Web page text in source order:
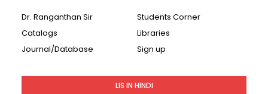
Dr. Ranganthan Sir
Students Corner
Catalogs
Libraries
Journal/Database
Sign up
LIS IN HINDI